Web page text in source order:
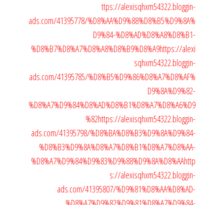
ttps://alexisqhxm54322.bloggin-
ads.com/41395778/%D8%AA%D9%88%D8%B5%D9%8A%
D9%84-%D8%AD%D8%A8%D8%B1-
%D8%B7%D8%A7%D8%A8%D8%B9%D8%A9https://alexi
sqhxm54322.bloggin-
ads.com/41395785/%D8%B5%D9%86%D8%A7%D8%AF%
D9%8A%D9%82-
%D8%A7%D9%84%D8%AD%D8%B1%D8%A7%D8%A6%D9
%82https://alexisqhxm54322.bloggin-
ads.com/41395798/%D8%BA%D8%B3%D9%8A%D9%84-
%D8%B3%D9%8A%D8%A7%D8%B1%D8%A7%D8%AA-
%D8%A7%D9%84%D9%83%D9%88%D9%8A%D8%AAhttp
s://alexisqhxm54322.bloggin-
ads.com/41395807/%D9%81%D8%AA%D8%AD-